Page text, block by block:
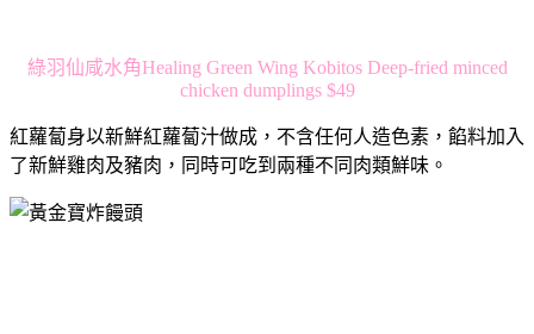
綠羽仙咸水角Healing Green Wing Kobitos Deep-fried minced
chicken dumplings $49
紅蘿蔔身以新鮮紅蘿蔔汁做成，不含任何人造色素，餡料加入
了新鮮雞肉及豬肉，同時可吃到兩種不同肉類鮮味。